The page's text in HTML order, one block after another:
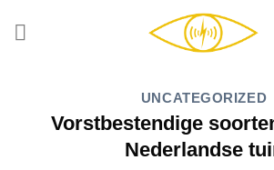
UNCATEGORIZED
Vorstbestendige
Nederlandse